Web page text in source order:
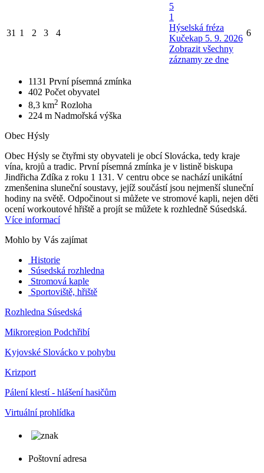
31 1 2 3 4
5
1
Hýselská fréza
Kučekap 5. 9. 2026
Zobrazit všechny
záznamy ze dne
6
1131 První písemná zmínka
402 Počet obyvatel
8,3 km2 Rozloha
224 m Nadmořská výška
Obec Hýsly
Obec Hýsly se čtyřmi sty obyvateli je obcí Slovácka, tedy kraje
vína, krojů a tradic. První písemná zmínka je v listině biskupa
Jindřicha Zdíka z roku 1 131. V centru obce se nachází unikátní
zmenšenina sluneční soustavy, jejíž součástí jsou nejmenší sluneční
hodiny na světě. Odpočinout si můžete ve stromové kapli, nejen děti
ocení workoutové hřiště a projít se můžete k rozhledně Súsedská.
Více informací
Mohlo by Vás zajímat
Historie
Súsedská rozhledna
Stromová kaple
Sportoviště, hřiště
Rozhledna Súsedská
Mikroregion Podchřibí
Kyjovské Slovácko v pohybu
Krizport
Pálení klestí - hlášení hasičům
Virtuální prohlídka
Poštovní adresa